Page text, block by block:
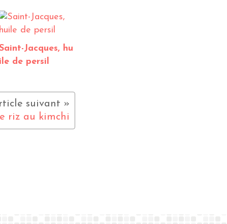
Jacques, hu
ile de persil
riz au kimchi